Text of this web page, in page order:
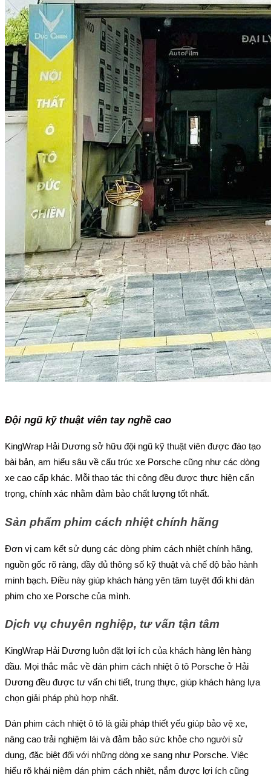
Đội ngũ kỹ thuật viên tay nghề cao
KingWrap Hải Dương sở hữu đội ngũ kỹ thuật viên được đào tạo
bài bản, am hiểu sâu về cấu trúc xe Porsche cũng như các dòng
xe cao cấp khác. Mỗi thao tác thi công đều được thực hiện cẩn
trọng, chính xác nhằm đảm bảo chất lượng tốt nhất.
Sản phẩm phim cách nhiệt chính hãng
Đơn vị cam kết sử dụng các dòng phim cách nhiệt chính hãng,
nguồn gốc rõ ràng, đầy đủ thông số kỹ thuật và chế độ bảo hành
minh bạch. Điều này giúp khách hàng yên tâm tuyệt đối khi dán
phim cho xe Porsche của mình.
Dịch vụ chuyên nghiệp, tư vấn tận tâm
KingWrap Hải Dương luôn đặt lợi ích của khách hàng lên hàng
đầu. Mọi thắc mắc về dán phim cách nhiệt ô tô Porsche ở Hải
Dương đều được tư vấn chi tiết, trung thực, giúp khách hàng lựa
chọn giải pháp phù hợp nhất.
Dán phim cách nhiệt ô tô là giải pháp thiết yếu giúp bảo vệ xe,
nâng cao trải nghiệm lái và đảm bảo sức khỏe cho người sử
dụng, đặc biệt đối với những dòng xe sang như Porsche. Việc
hiểu rõ khái niệm dán phim cách nhiệt, nắm được lợi ích cũng